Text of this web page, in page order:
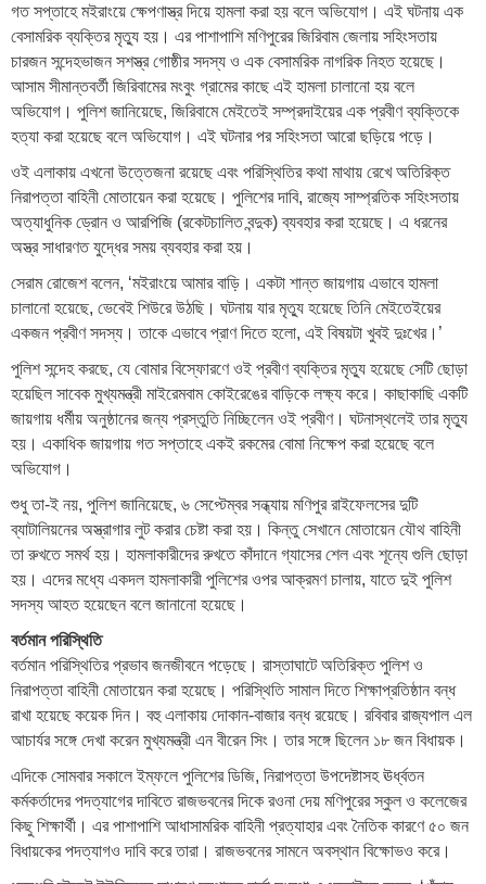
গত সপ্তাহে মইরাংয়ে ক্ষেপণাস্ত্র দিয়ে হামলা করা হয় বলে অভিযোগ। এই ঘটনায় এক
বেসামরিক ব্যক্তির মৃত্যু হয়। এর পাশাপাশি মণিপুরের জিরিবাম জেলায় সহিংসতায়
চারজন সন্দেহভাজন সশস্ত্র গোষ্ঠীর সদস্য ও এক বেসামরিক নাগরিক নিহত হয়েছে।
আসাম সীমান্তবর্তী জিরিবামের মংবুং গ্রামের কাছে এই হামলা চালানো হয় বলে
অভিযোগ। পুলিশ জানিয়েছে, জিরিবামে মেইতেই সম্প্রদাইয়ের এক প্রবীণ ব্যক্তিকে
হত্যা করা হয়েছে বলে অভিযোগ। এই ঘটনার পর সহিংসতা আরো ছড়িয়ে পড়ে।
ওই এলাকায় এখনো উত্তেজনা রয়েছে এবং পরিস্থিতির কথা মাথায় রেখে অতিরিক্ত
নিরাপত্তা বাহিনী মোতায়েন করা হয়েছে। পুলিশের দাবি, রাজ্যে সাম্প্রতিক সহিংসতায়
অত্যাধুনিক ড্রোন ও আরপিজি (রকেটচালিত বন্দুক) ব্যবহার করা হয়েছে। এ ধরনের
অস্ত্র সাধারণত যুদ্ধের সময় ব্যবহার করা হয়।
সেরাম রোজেশ বলেন, ‘মইরাংয়ে আমার বাড়ি। একটা শান্ত জায়গায় এভাবে হামলা
চালানো হয়েছে, ভেবেই শিউরে উঠছি। ঘটনায় যার মৃত্যু হয়েছে তিনি মেইতেইয়ের
একজন প্রবীণ সদস্য। তাকে এভাবে প্রাণ দিতে হলো, এই বিষয়টা খুবই দুঃখের।’
পুলিশ সন্দেহ করছে, যে বোমার বিস্ফোরণে ওই প্রবীণ ব্যক্তির মৃত্যু হয়েছে সেটি ছোড়া
হয়েছিল সাবেক মুখ্যমন্ত্রী মাইরেমবাম কোইরেঙের বাড়িকে লক্ষ্য করে। কাছাকাছি একটি
জায়গায় ধর্মীয় অনুষ্ঠানের জন্য প্রস্তুতি নিচ্ছিলেন ওই প্রবীণ। ঘটনাস্থলেই তার মৃত্যু
হয়। একাধিক জায়গায় গত সপ্তাহে একই রকমের বোমা নিক্ষেপ করা হয়েছে বলে
অভিযোগ।
শুধু তা-ই নয়, পুলিশ জানিয়েছে, ৬ সেপ্টেম্বর সন্ধ্যায় মণিপুর রাইফেলসের দুটি
ব্যাটালিয়নের অস্ত্রাগার লুট করার চেষ্টা করা হয়। কিন্তু সেখানে মোতায়েন যৌথ বাহিনী
তা রুখতে সমর্থ হয়। হামলাকারীদের রুখতে কাঁদানে গ্যাসের শেল এবং শূন্যে গুলি ছোড়া
হয়। এদের মধ্যে একদল হামলাকারী পুলিশের ওপর আক্রমণ চালায়, যাতে দুই পুলিশ
সদস্য আহত হয়েছেন বলে জানানো হয়েছে।
বর্তমান পরিস্থিতি
বর্তমান পরিস্থিতির প্রভাব জনজীবনে পড়েছে। রাস্তাঘাটে অতিরিক্ত পুলিশ ও
নিরাপত্তা বাহিনী মোতায়েন করা হয়েছে। পরিস্থিতি সামাল দিতে শিক্ষাপ্রতিষ্ঠান বন্ধ
রাখা হয়েছে কয়েক দিন। বহু এলাকায় দোকান-বাজার বন্ধ রয়েছে। রবিবার রাজ্যপাল এল
আচার্যর সঙ্গে দেখা করেন মুখ্যমন্ত্রী এন বীরেন সিং। তার সঙ্গে ছিলেন ১৮ জন বিধায়ক।
এদিকে সোমবার সকালে ইম্ফলে পুলিশের ডিজি, নিরাপত্তা উপদেষ্টাসহ ঊর্ধ্বতন
কর্মকর্তাদের পদত্যাগের দাবিতে রাজভবনের দিকে রওনা দেয় মণিপুরের স্কুল ও কলেজের
কিছু শিক্ষার্থী। এর পাশাপাশি আধাসামরিক বাহিনী প্রত্যাহার এবং নৈতিক কারণে ৫০ জন
বিধায়কের পদত্যাগও দাবি করে তারা। রাজভবনের সামনে অবস্থান বিক্ষোভও করে।